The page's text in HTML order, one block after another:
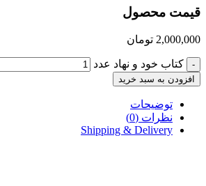
قیمت محصول
2,000,000 تومان
- کتاب خود و نهاد عدد
افزودن به سبد خرید
توضیحات
نظرات (0)
Shipping & Delivery